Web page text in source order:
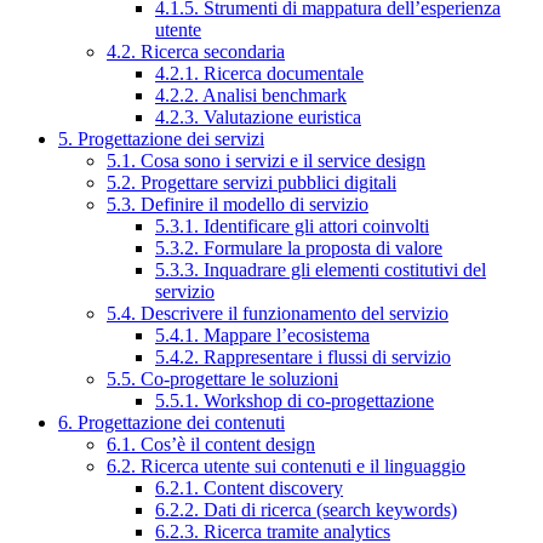
4.1.5. Strumenti di mappatura dell’esperienza
utente
4.2. Ricerca secondaria
4.2.1. Ricerca documentale
4.2.2. Analisi benchmark
4.2.3. Valutazione euristica
5. Progettazione dei servizi
5.1. Cosa sono i servizi e il service design
5.2. Progettare servizi pubblici digitali
5.3. Definire il modello di servizio
5.3.1. Identificare gli attori coinvolti
5.3.2. Formulare la proposta di valore
5.3.3. Inquadrare gli elementi costitutivi del
servizio
5.4. Descrivere il funzionamento del servizio
5.4.1. Mappare l’ecosistema
5.4.2. Rappresentare i flussi di servizio
5.5. Co-progettare le soluzioni
5.5.1. Workshop di co-progettazione
6. Progettazione dei contenuti
6.1. Cos’è il content design
6.2. Ricerca utente sui contenuti e il linguaggio
6.2.1. Content discovery
6.2.2. Dati di ricerca (search keywords)
6.2.3. Ricerca tramite analytics